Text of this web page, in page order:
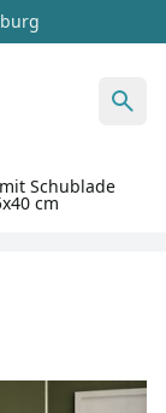
Schublade
cm